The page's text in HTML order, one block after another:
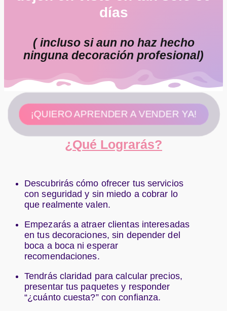
días
( incluso si aun no haz hecho
ninguna decoración profesional)
¡QUIERO APRENDER A VENDER YA!
¿ Qué Lograrás?
Descubrirás cómo ofrecer tus servicios
con seguridad y sin miedo a cobrar lo
que realmente valen.
Empezarás a atraer clientas interesadas
en tus decoraciones, sin depender del
boca a boca ni esperar
recomendaciones.
Tendrás claridad para calcular precios,
presentar tus paquetes y responder
“¿cuánto cuesta?” con confianza.